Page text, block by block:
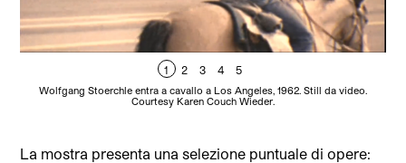
1 2 3 4 5
Wolfgang Stoerchle entra a cavallo a Los Angeles, 1962. Still da video.
Courtesy Karen Couch Wieder.
La mostra presenta una selezione puntuale di opere: